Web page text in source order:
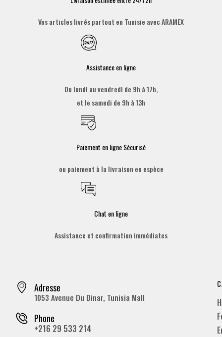
Vos articles livrés partout en Tunisie avec ARAMEX
Assistance en ligne
Du lundi au vendredi de 9h à 17h,
et le samedi de 9h à 13h
Paiement en ligne Sécurisé
ou paiement à la livraison en espèce
Chat en ligne
Assistance et confirmation immédiates
Adresse
1053 Avenue Du Dinar, Tunisia Mall
Phone
+216 29 533 214